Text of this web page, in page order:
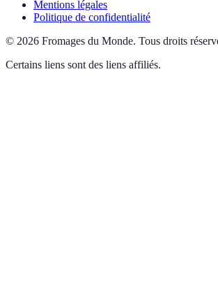
Mentions légales
Politique de confidentialité
© 2026 Fromages du Monde. Tous droits
Certains liens sont des liens affiliés.